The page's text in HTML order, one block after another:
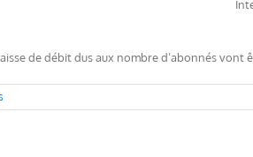
de débit dus aux nombre d’abonnés